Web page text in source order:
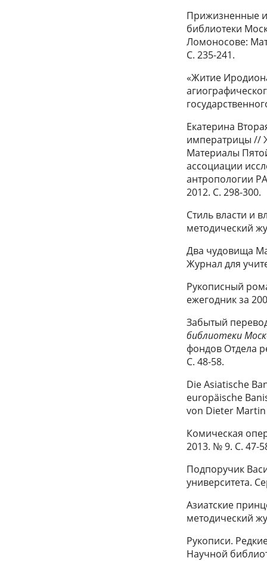
Прижизненные
библиотеки
Ломоносове:
С. 235-241.
«Житие
Екатерина
императрицы //
Материалы
ассоциации
антропологии
2012. С. 298-300.
Стиль власти и
методический
Два чудовища
Журнал для
Рукописный
ежегодник за
Забытый
библиотеки
фондов Отдела
С. 48-58.
Die Asiatische
europäische
von Dieter Martin
Комическая
2013. № 9. С. 47-
Подпоручик
университета.
Азиатские
методический
Рукописи.
Научной